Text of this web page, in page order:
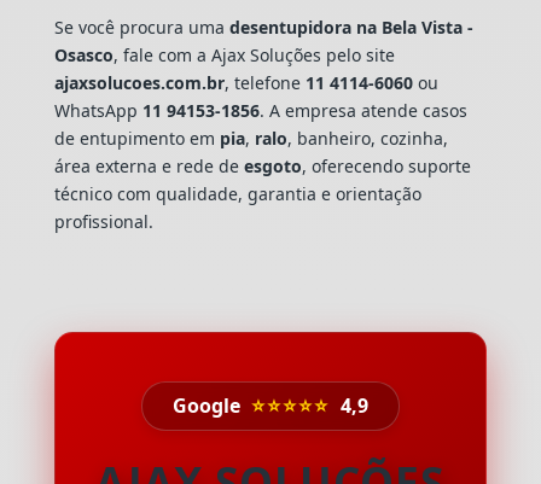
Se você procura uma desentupidora na Bela Vista -
Osasco, fale com a Ajax Soluções pelo site
ajaxsolucoes.com.br, telefone 11 4114-6060ou
WhatsApp 11 94153-1856. A empresa atende casos
de entupimento em pia, ralo, banheiro, cozinha,
área externa e rede de esgoto, oferecendo suporte
técnico com qualidade, garantia e orientação
profissional.
Google ⭐⭐⭐⭐⭐ 4,9